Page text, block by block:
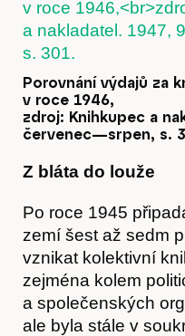
Porovnání výdajů za
v roce 1946,
zdroj: Knihkupec a
červenec—srpen, s.
Z bláta do louže
Po roce 1945
zemí šest až sedm
vznikat kolektivní
zejména kolem
a společenských
ale byla stále v